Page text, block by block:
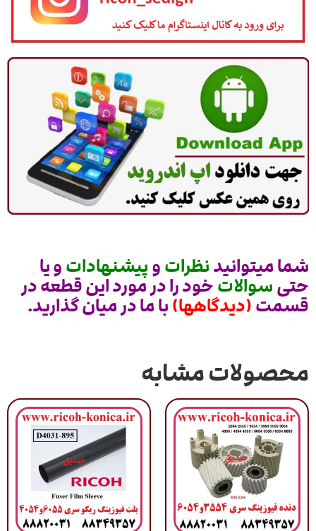
شما میتوانیدنظراتوپیشنهاداتو یا
حتیسوالاتخود را در مورد این قطعه در
قسمت(دیدگاهها)با ما در میان گذارید.
محصولات مشابه